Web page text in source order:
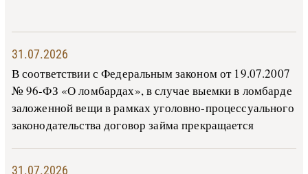
31.07.2026
В со­о­т­вет­ствии с Фе­де­раль­ным за­ко­ном от 19.07.2007
№ 96-ФЗ «О ло­м­бар­дах», в слу­чае вы­е­м­ки в ло­м­бар­де
за­ло­жен­ной ве­щи в ра­м­ках уго­ло­в­но-­про­цес­су­аль­но­го
за­ко­но­да­тель­ства до­го­вор зай­ма пре­кра­ща­ет­ся
31.07.2026